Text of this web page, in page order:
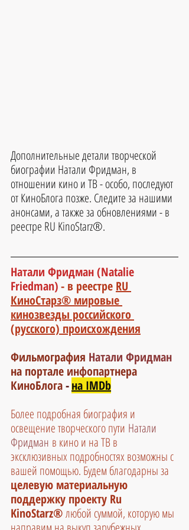
Дополнительные детали творческой
биографии Натали Фридман, в
отношении кино и ТВ - особо, последуют
от КиноБлога позже. Следите за нашими
анонсами, а также за обновлениями - в
реестре RU KinoStarz®.
Натали Фридман (Natalie
Friedman)- в реестре RU
КиноСтарз® мировые
кинозвезды российского
(русского) происхождения
Фильмография Натали Фридман
на портале инфопартнера
КиноБлога -на IMDb
Более подробная биография и
освещение творческого пути Натали
Фридман в кино и на ТВ в
эксклюзивных подробностях возможны с
вашей помощью. Будем благодарны за
целевую материальную
поддержку проекту Ru
KinoStarz® любой суммой, которую мы